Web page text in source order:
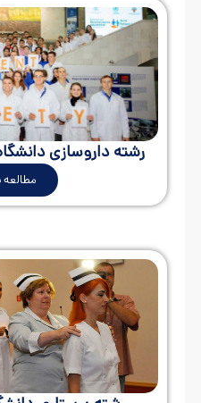
رشته داروسازی
مطالعه